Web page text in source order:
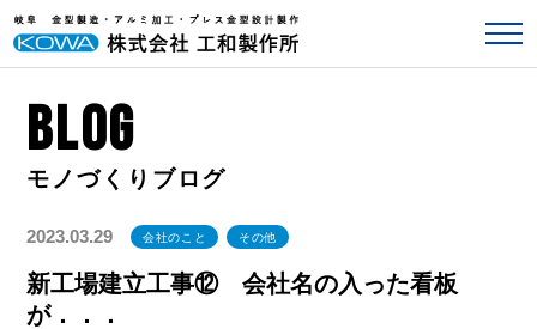
BLOG
2023.03.29 会社のこと その他
新工場建立工事⑫ 会社名の入った看板
が．．．